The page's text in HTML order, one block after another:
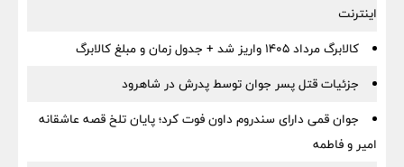
اینترنت
کالابرگ مرداد ۱۴۰۵ واریز شد + جدول زمان و مبلغ کالابرگ
جزئیات قتل پسر جوان توسط پدرش در شاهرود
جوان قمی دارای سندروم داون فوت کرد؛ پایان تلخ قصه عاشقانه
امیر و فاطمه